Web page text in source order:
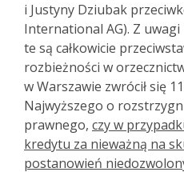
i Justyny Dziubak
International AG). Z
te są całkowicie
rozbieżności w
w Warszawie zwrócił się
Najwyższego o
prawnego, czy w
kredytu za nieważną na
postanowień